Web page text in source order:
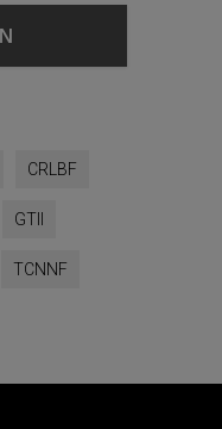
CRLBF
GTII
TCNNF